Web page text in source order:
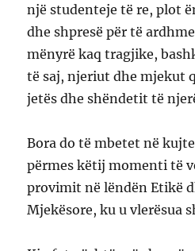
një studenteje të re, plot
dhe shpresë për të
mënyrë kaq tragjike,
të saj, njeriut dhe mjekut
jetës dhe shëndetit të
Bora do të mbetet në
përmes këtij momenti të
provimit në lëndën Etikë
Mjekësore, ku u vlerësua